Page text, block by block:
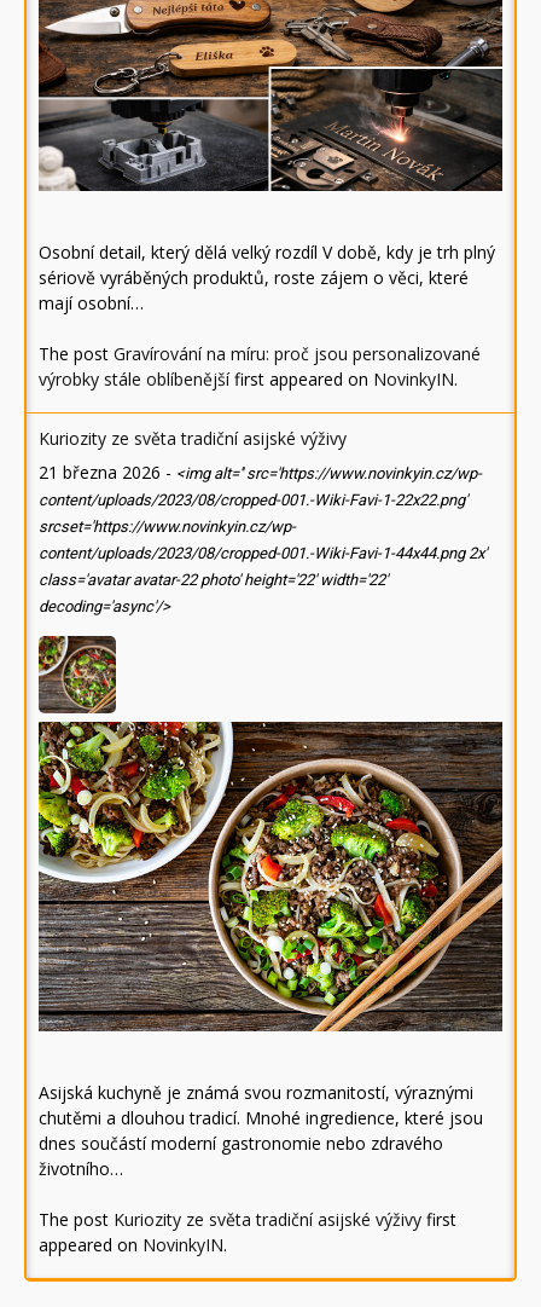
Osobní detail, který dělá velký rozdíl V době, kdy je trh plný
sériově vyráběných produktů, roste zájem o věci, které
mají osobní…
The post Gravírování na míru: proč jsou personalizované
výrobky stále oblíbenějšífirst appeared on NovinkyIN.
Kuriozity ze světa tradiční asijské výživy
21 března 2026 - <img alt='' src='https://www.novinkyin.cz/wp-
content/uploads/2023/08/cropped-001.-Wiki-Favi-1-22x22.png'
srcset='https://www.novinkyin.cz/wp-
content/uploads/2023/08/cropped-001.-Wiki-Favi-1-44x44.png 2x'
class='avatar avatar-22 photo' height='22' width='22'
decoding='async'/>
Asijská kuchyně je známá svou rozmanitostí, výraznými
chutěmi a dlouhou tradicí. Mnohé ingredience, které jsou
dnes součástí moderní gastronomie nebo zdravého
životního…
The post Kuriozity ze světa tradiční asijské výživy first
appeared on NovinkyIN.